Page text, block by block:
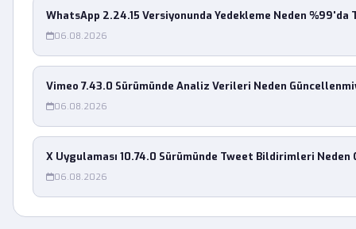
WhatsApp 2.24.15 Versiyonunda Yedekleme Neden %99'da
06.08.2026
Vimeo 7.43.0 Sürümünde Analiz Verileri Neden
06.08.2026
X Uygulaması 10.74.0 Sürümünde Tweet Bildirimleri Neden
06.08.2026